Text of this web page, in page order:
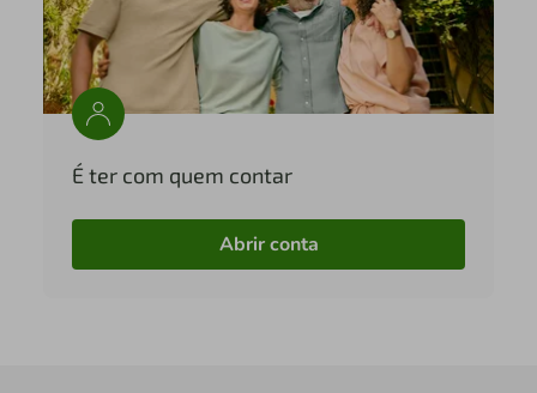
É ter com quem contar
Abrir conta